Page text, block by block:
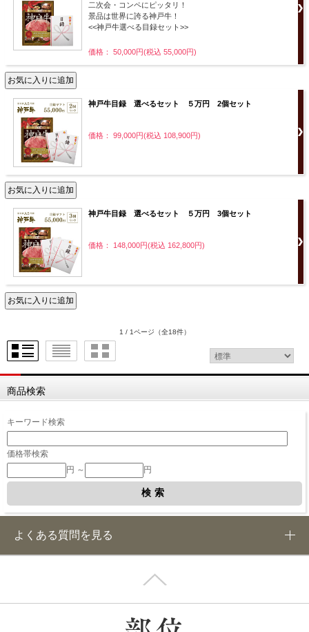
二次会・コンペにピッタリ！
景品は世界に誇る神戸牛！
<<神戸牛選べる目録セット>>
価格： 50,000円(税込 55,000円)
神戸牛目録 選べるセット ５万円 2個セット
価格： 99,000円(税込 108,900円)
神戸牛目録 選べるセット ５万円 3個セット
価格： 148,000円(税込 162,800円)
1 / 1ページ （全18件）
商品検索
キーワード検索
価格帯検索
円 ～
円
よくある質問を見る